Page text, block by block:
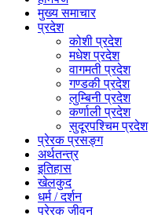
मुख्य समाचार
प्रदेश
कोशी प्रदेश
मधेश प्रदेश
वागमती प्रदेश
गण्डकी प्रदेश
लुम्बिनी प्रदेश
कर्णाली प्रदेश
सुदूरपश्चिम प्रदेश
प्रेरक प्रसङ्ग
अर्थतन्त्र
इतिहास
खेलकुद
धर्म / दर्शन
प्रेरक जीवन